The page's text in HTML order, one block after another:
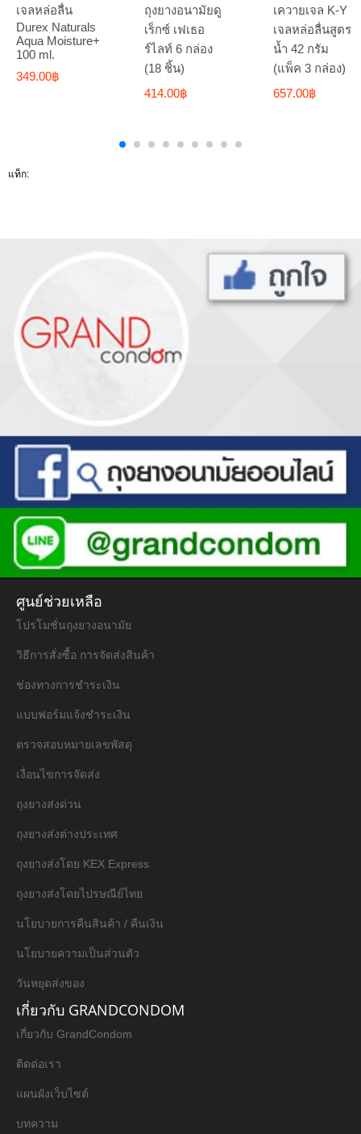
เจลหล่อลื่น
Durex Naturals
Aqua Moisture+
100 ml.
349.00฿
ถุงยางอนามัยดู
เร็กซ์ เฟเธอ
ร์ไลท์ 6 กล่อง
(18 ชิ้น)
414.00฿
เควายเจล K-Y
เจลหล่อลื่นสูตร
น้ำ 42 กรัม
(แพ็ค 3 กล่อง)
657.00฿
แท็ก:
ศูนย์ช่วยเหลือ
โปรโมชั่นถุงยางอนามัย
วิธีการสั่งซื้อ การจัดส่งสินค้า
ช่องทางการชำระเงิน
แบบฟอร์มแจ้งชำระเงิน
ตรวจสอบหมายเลขพัสดุ
เงื่อนไขการจัดส่ง
ถุงยางส่งด่วน
ถุงยางส่งต่างประเทศ
ถุงยางส่งโดย KEX Express
ถุงยางส่งโดยไปรษณีย์ไทย
นโยบายการคืนสินค้า / คืนเงิน
นโยบายความเป็นส่วนตัว
วันหยุดส่งของ
เกี่ยวกับ GRANDCONDOM
เกี่ยวกับ GrandCondom
ติดต่อเรา
แผนผังเว็บไซต์
บทความ